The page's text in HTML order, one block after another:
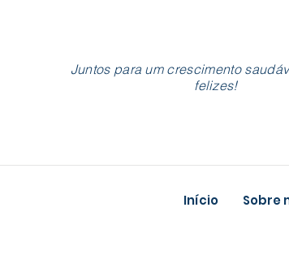
Juntos para um crescimento
felizes!
Início Sobre